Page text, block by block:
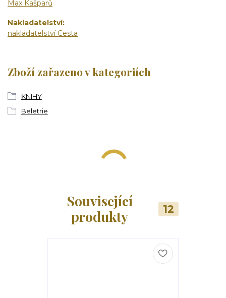
Max Kašparů
Nakladatelství
nakladatelství Cesta
Zboží zařazeno v kategoriích
KNIHY
Beletrie
Související
produkty
12